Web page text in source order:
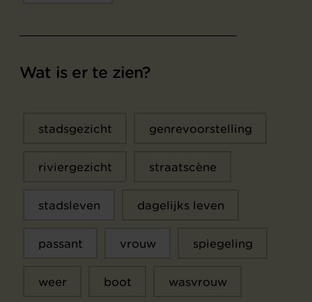
Wat is er te zien?
stadsgezicht genrevoorstelling
riviergezicht straatscène
stadsleven dagelijks leven
passant vrouw spiegeling
weer boot wasvrouw